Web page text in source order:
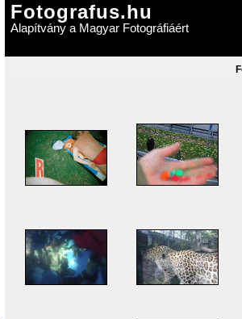
Fotografus.hu
Alapítvány a Magyar Fotográfiáért